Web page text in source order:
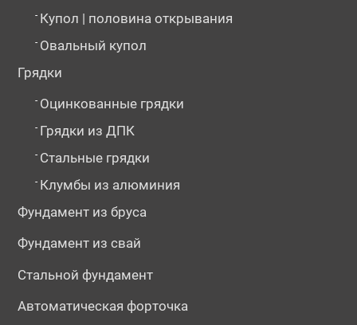
- Купол | половина открывания
- Овальный купол
Грядки
- Оцинкованные грядки
- Грядки из ДПК
- Стальные грядки
- Клумбы из алюминия
Фундамент из бруса
Фундамент из свай
Стальной фундамент
Автоматическая форточка